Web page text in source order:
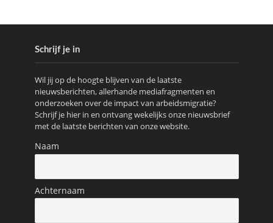
Schrijf je in
Wil jij op de hoogte blijven van de laatste
nieuwsberichten, allerhande mediafragmenten en
onderzoeken over de impact van arbeidsmigratie?
Schrijf je hier in en ontvang wekelijks onze nieuwsbrief
met de laatste berichten van onze website.
Naam
Achternaam